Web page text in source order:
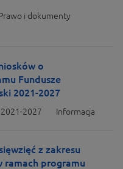
i dokumenty
o
Fundusze
2021-2027
2027 Informacja
z zakresu
ramach programu